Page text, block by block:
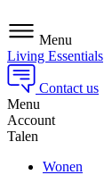
Menu
Living Essentials
Contact us
Menu
Account
Talen
Wonen